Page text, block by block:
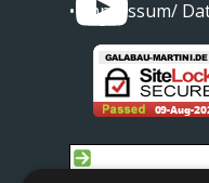
• Impressum/